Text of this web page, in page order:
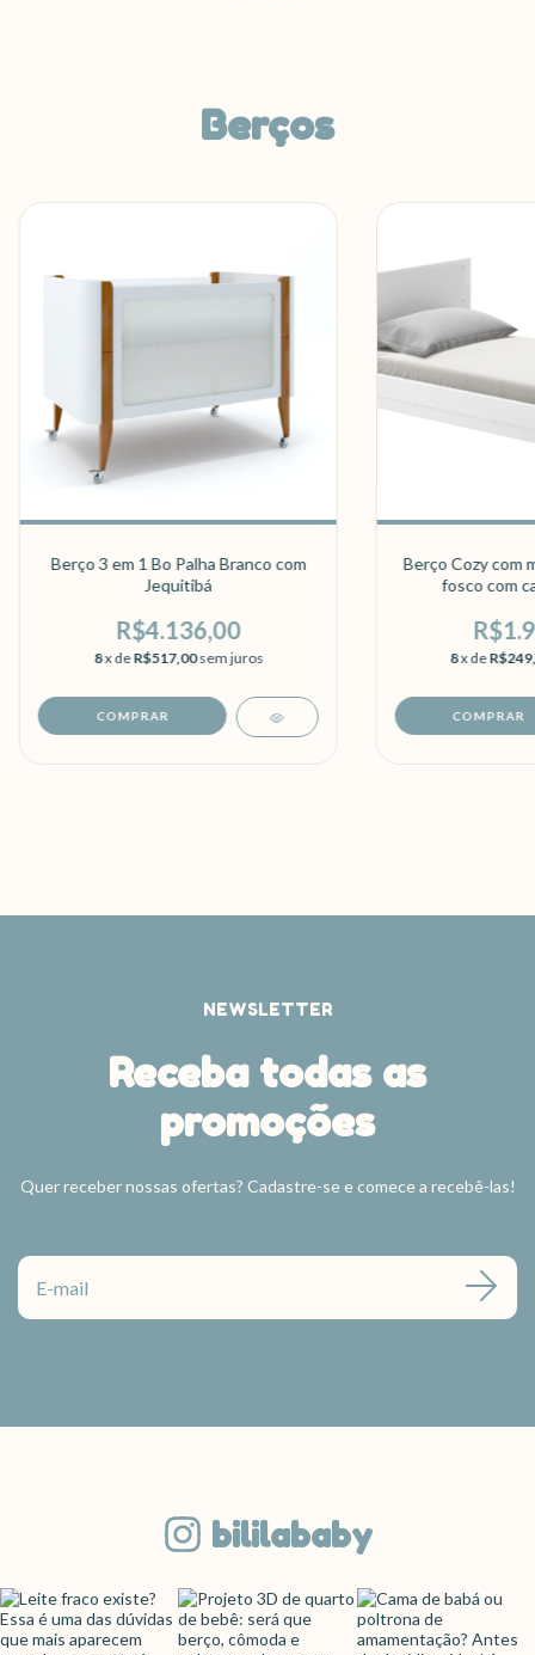
Berços
Berço 3 em 1 Bo Palha Branco com
Jequitibá
R$4.136,00
8x deR$517,00sem juros
Berço Cozy com
fosco com
8x de
NEWSLETTER
Receba todas as
promoções
Quer receber nossas ofertas? Cadastre-se e comece a recebê-las!
bililababy